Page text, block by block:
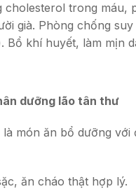
cholesterol trong
già. Phòng chống
khí huyết, làm mịn
dưỡng lão tân thư
món ăn bổ dưỡng
ăn cháo thật hợp lý.